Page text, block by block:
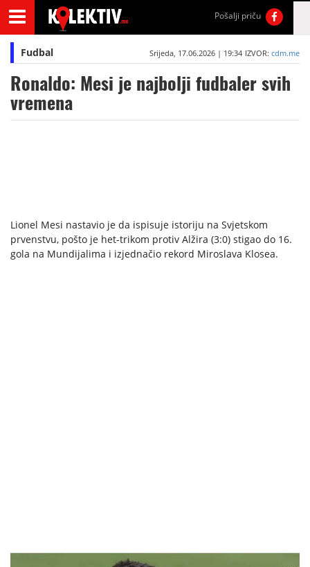
Pošalji priču
Fudbal Srijeda, 17.06.2026 | 19:34 IZVOR: cdm.me
Ronaldo: Mesi je najbolji fudbaler svih
vremena
Lionel Mesi nastavio je da ispisuje istoriju na Svjetskom
prvenstvu, pošto je het-trikom protiv Alžira (3:0) stigao do 16.
gola na Mundijalima i izjednačio rekord Miroslava Klosea.